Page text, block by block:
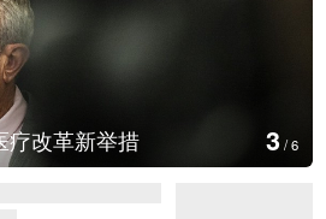
洱：乡村风光如画 4 /6